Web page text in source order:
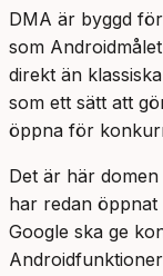
DMA är byggd
som
direkt än
som ett sätt att
öppna för
Det är här
har redan
Google ska ge